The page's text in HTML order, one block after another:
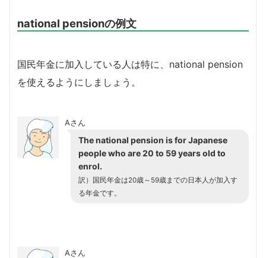
national pensionの例文
国民年金に加入している人は特に、national pension
を使えるようにしましょう。
Aさん
The national pension is for Japanese
people who are 20 to 59 years old to
enrol.
訳）国民年金は20歳～59歳までの日本人が加入す
る年金です。
Aさん